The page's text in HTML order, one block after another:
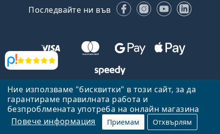
Ние използваме "бисквитки" в този сайт, за да
гарантираме правилната работа и
безпроблмената употреба на онлайн магазина
Повече информация
Приемам Отхвърлям
Прегледи
Последвайте ни във FacebookInstagram
YouTube
Назад към началната страница
Нагоре
Lentiamo.bg е собственост и се управлява от Lentiamo s.r.o.,
Република Чехия
Тук сме за вас в продължение на 18 години.